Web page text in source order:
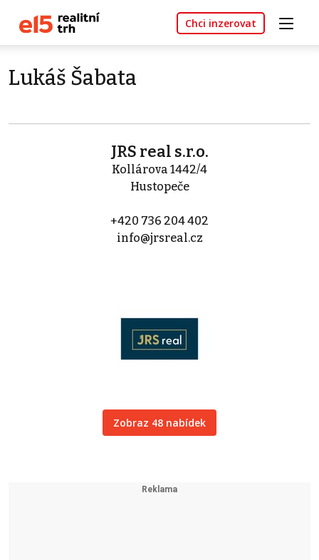
Chci inzerovat
Lukáš Šabata
JRS real s.r.o.
Kollárova 1442/4
Hustopeče
+420 736 204 402
info@jrsreal.cz
Zobraz 48 nabídek